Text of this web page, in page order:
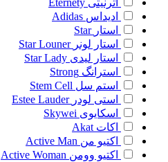
اترنیتی Eternety
ادیداس Adidas
استار Star
استار لونر Star Louner
استار لیدی Star Lady
استرانگ Strong
استم سل Stem Cell
استی لودر Estee Lauder
اسکایوی Skywei
اکات Akat
اکتیو من Active Man
اکتیو وومن Active Woman